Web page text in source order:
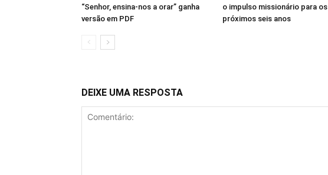
“Senhor, ensina-nos a orar” ganha
versão em PDF
o impulso missionário para os
próximos seis anos
DEIXE UMA RESPOSTA